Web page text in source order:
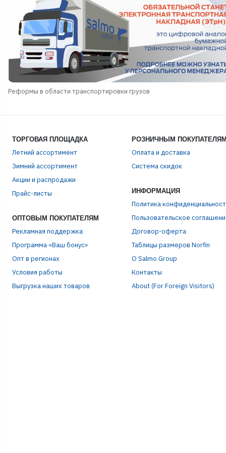
Стойки и Держатели
Сторожки, кивки,
шестики
Сумки, Рюкзаки,
Емкости
Термосы и Термосумки
Удочки зимние
Чехлы и Тубусы
Реформы в области транспортировки грузов
ТОРГОВАЯ ПЛОЩАДКА
Летний ассортимент
Зимний ассортимент
Акции и распродажи
Прайс-листы
ОПТОВЫМ ПОКУПАТЕЛЯМ
Рекламная поддержка
Программа «Ваш бонус»
Опт в регионах
Условия работы
Выгрузка наших товаров
РОЗНИЧНЫМ
Оплата и доставка
Система скидок
ИНФОРМАЦИЯ
Политика
Пользовательское
Договор-оферта
Таблицы размеров Norfin
О Salmo Group
Контакты
About (For Foreign Visitors)